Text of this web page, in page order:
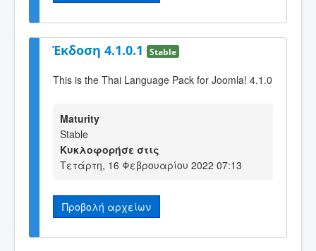
Έκδοση 4.1.0.1 Stable
This is the Thai Language Pack for Joomla! 4.1.0
Maturity
Stable
Κυκλοφορήσε στις
Τετάρτη, 16 Φεβρουαρίου 2022 07:13
Προβολή αρχείων